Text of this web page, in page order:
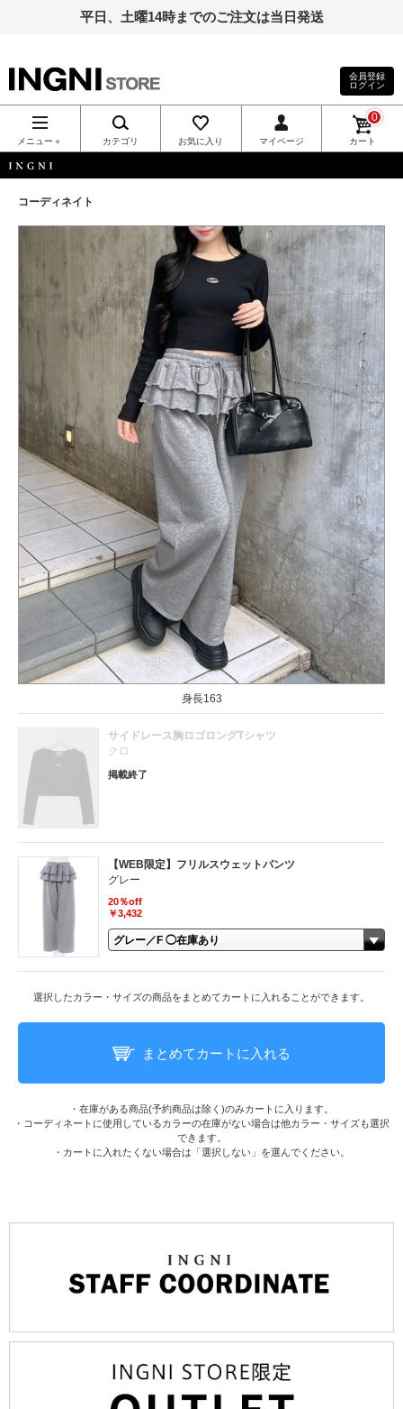
平日、土曜14時までのご注文は当日発送
INGNI（イン
グ）公式通
販｜INGNI
STORE
会員登録
ログイン
メニュー＋ カテゴリ お気に入り マイページ カート
0
コーディネイト
身長163
サイドレース胸ロゴロングTシャツ
クロ
掲載終了
【WEB限定】フリルスウェットパンツ
グレー
20％off
￥3,432
選択したカラー・サイズの商品をまとめてカートに入れることができます。
まとめてカートに入れる
・在庫がある商品(予約商品は除く)のみカートに入ります。
・コーディネートに使用しているカラーの在庫がない場合は他カラー・サイズも選択
できます。
・カートに入れたくない場合は「選択しない」を選んでください。